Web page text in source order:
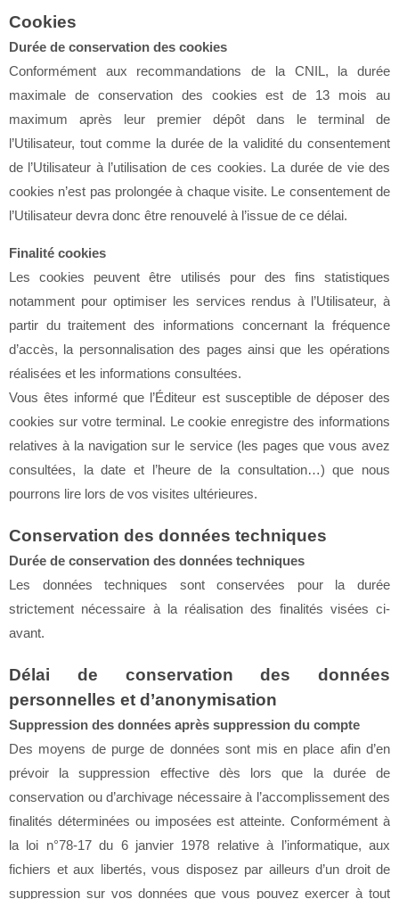
Cookies
Durée de conservation des cookies
Conformément aux recommandations de la CNIL, la durée
maximale de conservation des cookies est de 13 mois au
maximum après leur premier dépôt dans le terminal de
l’Utilisateur, tout comme la durée de la validité du consentement
de l’Utilisateur à l’utilisation de ces cookies. La durée de vie des
cookies n’est pas prolongée à chaque visite. Le consentement de
l’Utilisateur devra donc être renouvelé à l’issue de ce délai.
Finalité cookies
Les cookies peuvent être utilisés pour des fins statistiques
notamment pour optimiser les services rendus à l’Utilisateur, à
partir du traitement des informations concernant la fréquence
d’accès, la personnalisation des pages ainsi que les opérations
réalisées et les informations consultées.
Vous êtes informé que l’Éditeur est susceptible de déposer des
cookies sur votre terminal. Le cookie enregistre des informations
relatives à la navigation sur le service (les pages que vous avez
consultées, la date et l’heure de la consultation…) que nous
pourrons lire lors de vos visites ultérieures.
Conservation des données techniques
Durée de conservation des données techniques
Les données techniques sont conservées pour la durée
strictement nécessaire à la réalisation des finalités visées ci-
avant.
Délai de conservation des données
personnelles et d’anonymisation
Suppression des données après suppression du compte
Des moyens de purge de données sont mis en place afin d’en
prévoir la suppression effective dès lors que la durée de
conservation ou d’archivage nécessaire à l’accomplissement des
finalités déterminées ou imposées est atteinte. Conformément à
la loi n°78-17 du 6 janvier 1978 relative à l’informatique, aux
fichiers et aux libertés, vous disposez par ailleurs d’un droit de
suppression sur vos données que vous pouvez exercer à tout